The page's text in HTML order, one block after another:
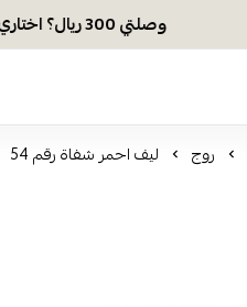
وصلتي 300 ريال؟ اختاري هديتك :🏍 شحن مجاني بكود N28 أو 💸خصم بكود EID26
روج ليف احمر شفاة رقم 54